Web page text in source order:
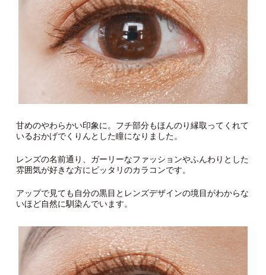
甘めのやわらかい印象に。フチ部分もほんのり縁取ってくれて
いるおかげでくりんとした瞳になりました。
レンズの名前通り、ガーリーなファッションやふんわりとした
雰囲気が好きな方にピッタリのカラコンです。
アップで見ても自分の黒目とレンズデザインの境目がわからな
いほど自然に馴染んでいます。